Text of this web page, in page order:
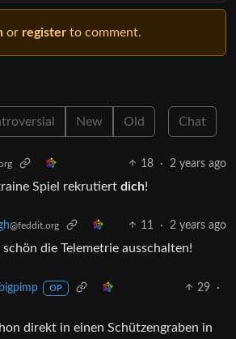
or register to comment.
New Old Chat
18 · 2 years ago
Spiel rekrutiert dich!
@feddit.org 11 · 2 years ago
die Telemetrie ausschalten!
OP 29
·
direkt in einen Schützengraben in